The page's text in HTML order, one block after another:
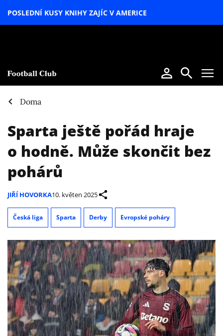
POSLEDNÍ KUSY KNIHY ZAJÍC V AMERICE
Doma
Sparta ještě pořád hraje
o hodně. Může skončit bez
pohárů
JIŘÍ HOVORKA10. květen 2025
Česká liga Sparta Derby Evropské poháry